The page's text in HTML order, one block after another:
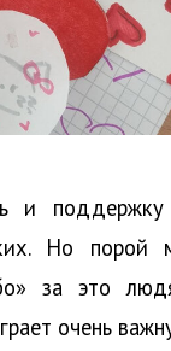
и
Но порой
за это
очень